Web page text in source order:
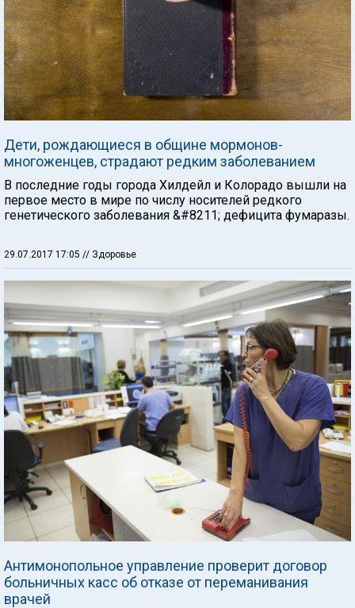
Дети, рождающиеся в общине мормонов-
многоженцев, страдают редким заболеванием
В последние годы города Хилдейл и Колорадо вышли на
первое место в мире по числу носителей редкого
генетического заболевания &#8211; дефицита фумаразы.
29.07.2017 17:05 // Здоровье
Антимонопольное управление проверит договор
больничных касс об отказе от переманивания
врачей